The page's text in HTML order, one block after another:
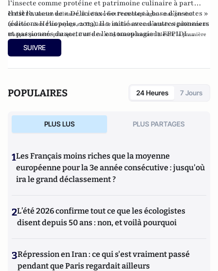
l’insecte comme protéine et patrimoine culinaire à part
entière.Ancien militaire, il a découvert l’entomophagie – manger des
insectes – lors d’un voyage en Thaïlande où ils sont consommés régulièrement.
Marqué par cette pratique, il crée en 2009 Insectescomestibles.fr, la première
entreprise française d’insectes comestibles.
Il est l’auteur de « Délicieux ! 60 recettes à base d’insectes »
(éditions Héliopoles, 2013). Il a initié avec d’autres pionniers
et passionnés du secteur de l’entomophagie la FFPIDI
(Fédération Française des Producteurs Importateurs et
Distributeurs d’Insectes)
SUIVRE
POPULAIRES 24 Heures 7 Jours
PLUS LUS PLUS PARTAGES
1Les Français moins riches que la moyenne
européenne pour la 3e année consécutive : jusqu'où
ira le grand déclassement ?
2L’été 2026 confirme tout ce que les écologistes
disent depuis 50 ans : non, et voilà pourquoi
3Répression en Iran : ce qui s'est vraiment passé
pendant que Paris regardait ailleurs